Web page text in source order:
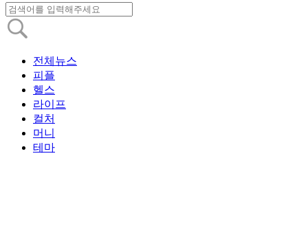
전체뉴스
피플
헬스
라이프
컬처
머니
테마